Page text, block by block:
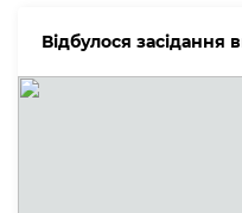
Відбулося засідання